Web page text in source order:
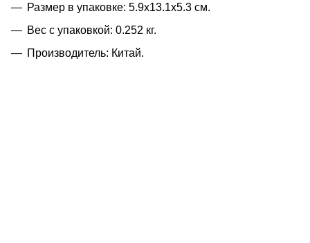
Размер в упаковке: 5.9x13.1x5.3 см.
Вес с упаковкой: 0.252 кг.
Производитель: Китай.